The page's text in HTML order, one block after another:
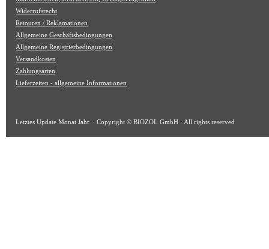
Widerrufsrecht
Retouren / Reklamationen
Allgemeine Geschäftsbedingungen
Allgemeine Registrierbedingungen
Versandkosten
Zahlungsarten
Lieferzeiten - allgemeine Informationen
Letztes Update Monat Jahr · Copyright © BIOZOL GmbH · All rights reserved